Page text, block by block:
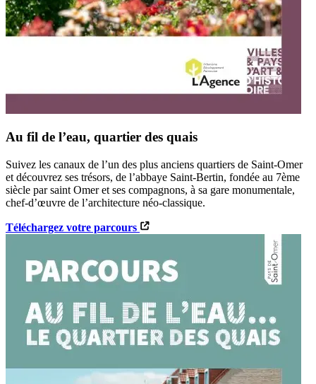
Au fil de l’eau, quartier des quais
Suivez les canaux de l’un des plus anciens quartiers de Saint-Omer
et découvrez ses trésors, de l’abbaye Saint-Bertin, fondée au 7ème
siècle par saint Omer et ses compagnons, à sa gare monumentale,
chef-d’œuvre de l’architecture néo-classique.
Téléchargez votre parcours